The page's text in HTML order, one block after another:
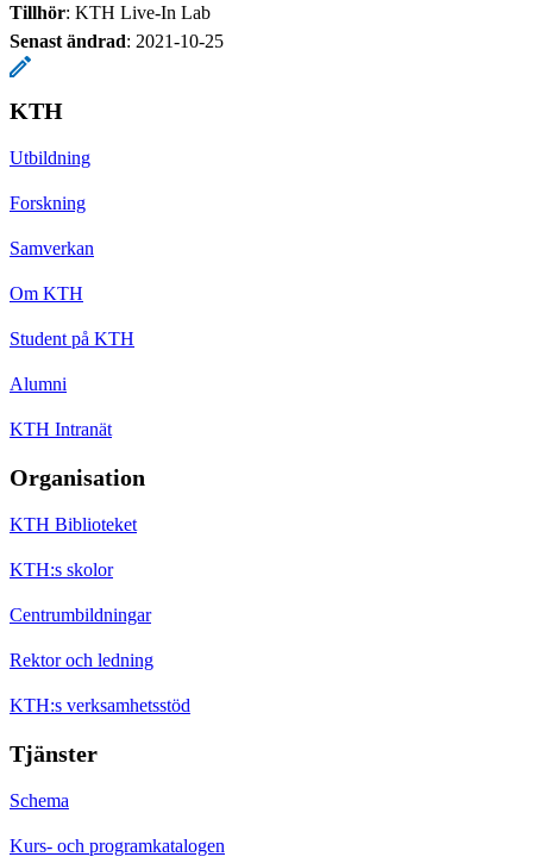
Tillhör: KTH Live-In Lab
Senast ändrad: 2021-10-25
KTH
Utbildning
Forskning
Samverkan
Om KTH
Student på KTH
Alumni
KTH Intranät
Organisation
KTH Biblioteket
KTH:s skolor
Centrumbildningar
Rektor och ledning
KTH:s verksamhetsstöd
Tjänster
Schema
Kurs- och programkatalogen